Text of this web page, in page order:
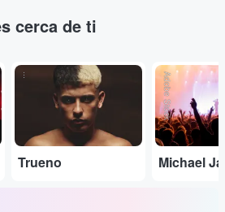
cerca de ti
...
Trueno
Adobe Stock